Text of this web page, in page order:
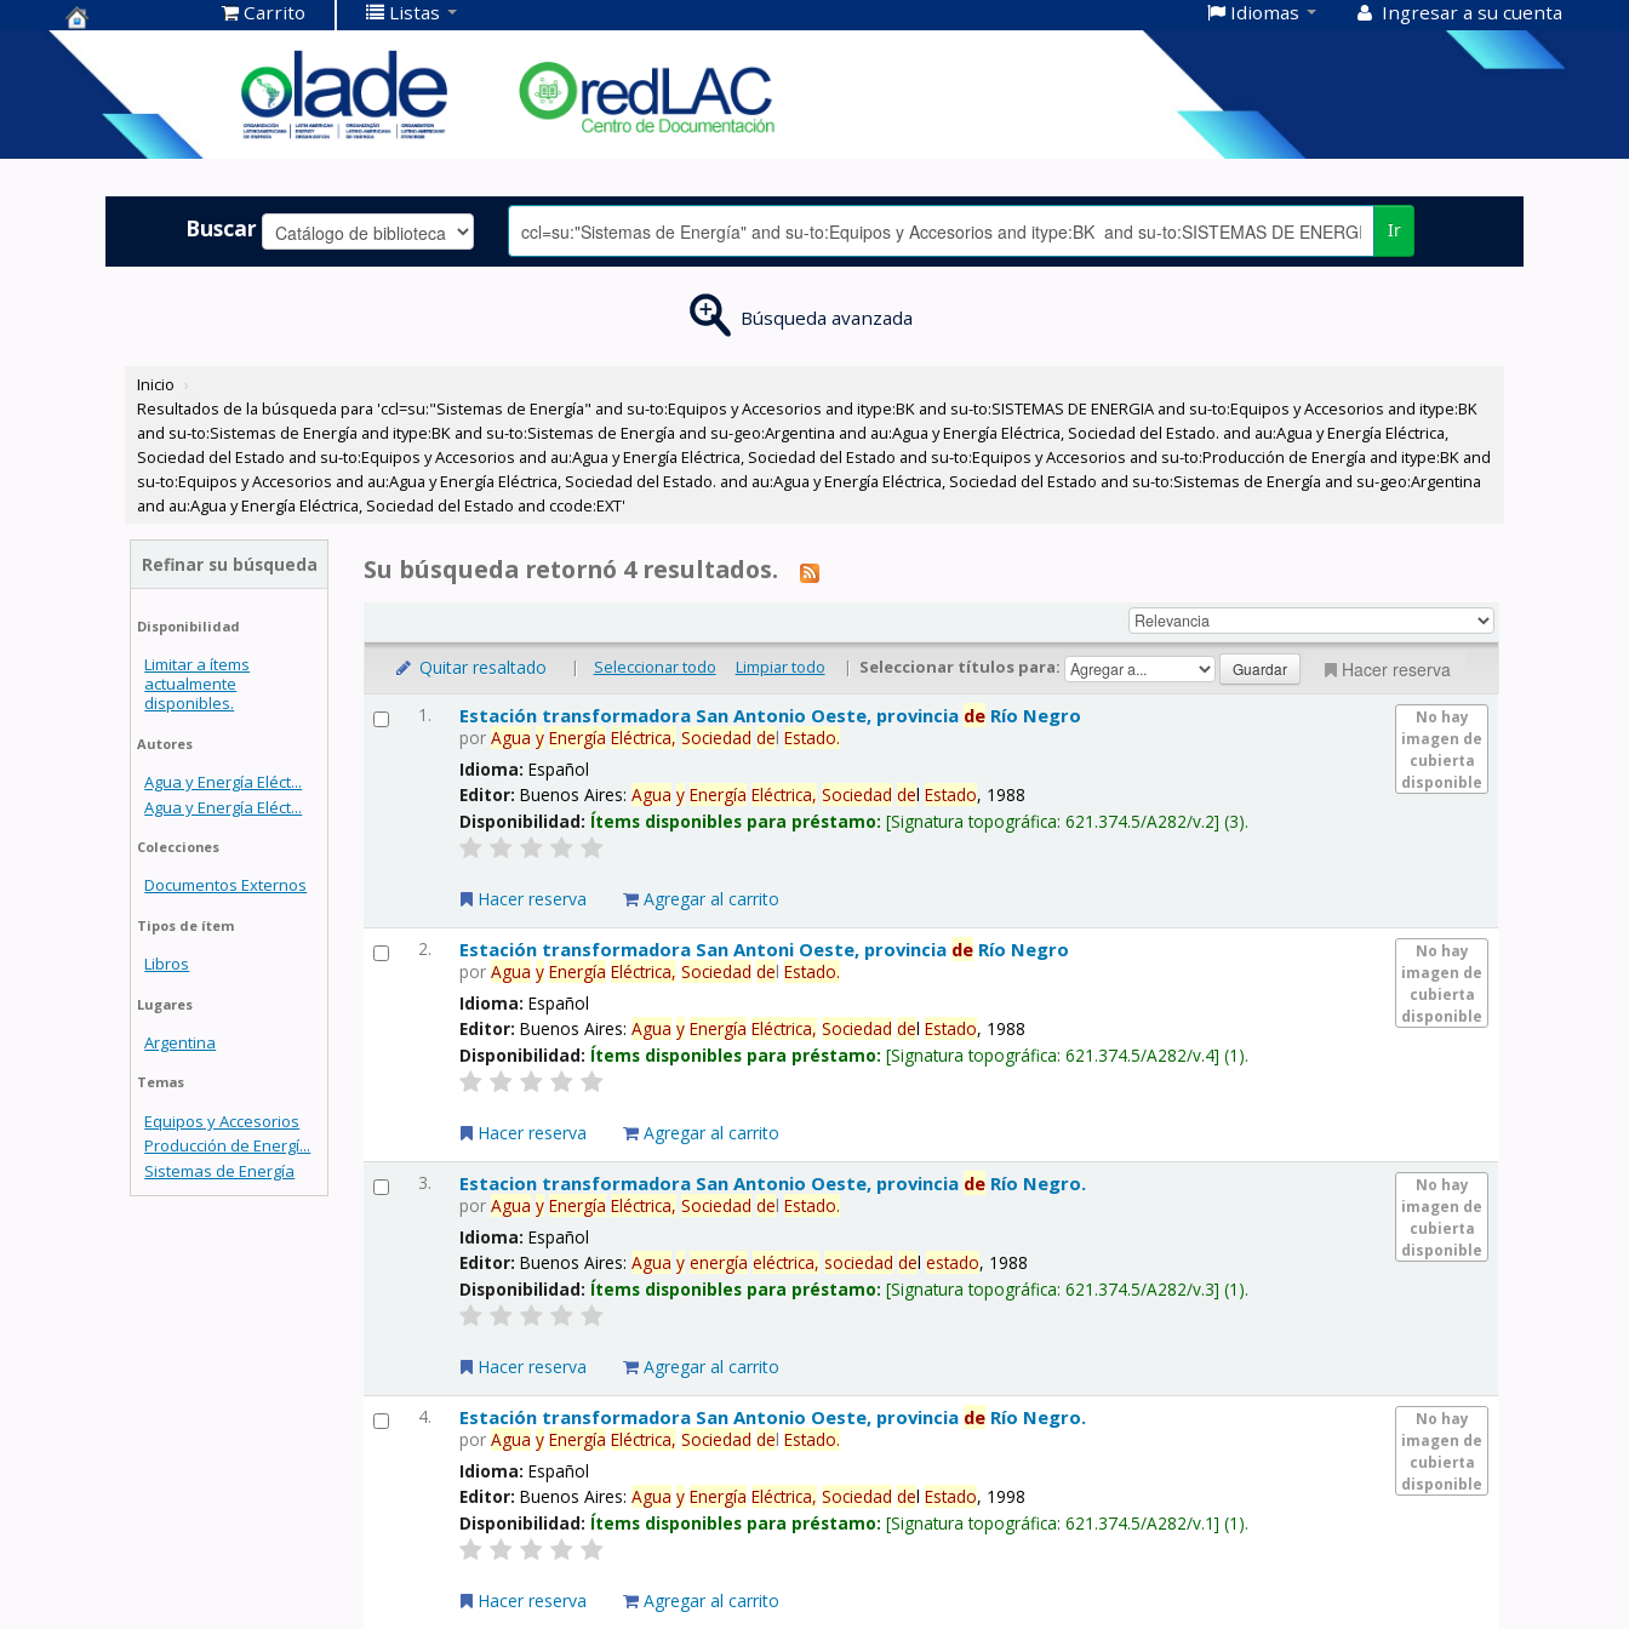
Centro de
Documentación
OLADE -
Carrito Listas Idiomas Ingresar a su cuenta
Buscar Ir
Búsqueda avanzada
Inicio ›
Resultados de la búsqueda para 'ccl=su:"Sistemas de Energía" and su-to:Equipos y Accesorios and itype:BK and su-to:SISTEMAS DE ENERGIA and su-to:Equipos y Accesorios and itype:BK
and su-to:Sistemas de Energía and itype:BK and su-to:Sistemas de Energía and su-geo:Argentina and au:Agua y Energía Eléctrica, Sociedad del Estado. and au:Agua y Energía Eléctrica,
Sociedad del Estado and su-to:Equipos y Accesorios and au:Agua y Energía Eléctrica, Sociedad del Estado and su-to:Equipos y Accesorios and su-to:Producción de Energía and itype:BK and
su-to:Equipos y Accesorios and au:Agua y Energía Eléctrica, Sociedad del Estado. and au:Agua y Energía Eléctrica, Sociedad del Estado and su-to:Sistemas de Energía and su-geo:Argentina
and au:Agua y Energía Eléctrica, Sociedad del Estado and ccode:EXT'
Refinar su búsqueda
Disponibilidad
Limitar a ítems
actualmente
disponibles.
Autores
Agua y Energía Eléct...
Agua y Energía Eléct...
Colecciones
Documentos Externos
Tipos de ítem
Libros
Lugares
Argentina
Temas
Equipos y Accesorios
Producción de Energí...
Sistemas de Energía
Su búsqueda retornó 4 resultados.
Quitar resaltado | Seleccionar todo Limpiar todo | Seleccionar títulos para: Hacer reserva
1.
No hay
imagen de
cubierta
disponible
Estación transformadora San Antonio Oeste, provincia de Río Negro
porAgua y Energía Eléctrica, Sociedad delEstado.
Idioma:Español
Editor:Buenos Aires:Agua y Energía Eléctrica, Sociedad delEstado, 1988
Disponibilidad: Ítems disponibles para préstamo: Signatura topográfica:621.374.5/A282/v.2 (3).
Hacer reserva Agregar al carrito
2.
No hay
imagen de
cubierta
disponible
Estación transformadora San Antoni Oeste, provincia de Río Negro
porAgua y Energía Eléctrica, Sociedad delEstado.
Idioma:Español
Editor:Buenos Aires:Agua y Energía Eléctrica, Sociedad delEstado, 1988
Disponibilidad: Ítems disponibles para préstamo: Signatura topográfica:621.374.5/A282/v.4 (1).
Hacer reserva Agregar al carrito
3.
No hay
imagen de
cubierta
disponible
Estacion transformadora San Antonio Oeste, provincia de Río Negro.
porAgua y Energía Eléctrica, Sociedad delEstado.
Idioma:Español
Editor:Buenos Aires:Agua y energía eléctrica, sociedad delestado, 1988
Disponibilidad: Ítems disponibles para préstamo: Signatura topográfica:621.374.5/A282/v.3 (1).
Hacer reserva Agregar al carrito
4.
No hay
imagen de
cubierta
disponible
Estación transformadora San Antonio Oeste, provincia de Río Negro.
porAgua y Energía Eléctrica, Sociedad delEstado.
Idioma:Español
Editor:Buenos Aires:Agua y Energía Eléctrica, Sociedad delEstado, 1998
Disponibilidad: Ítems disponibles para préstamo: Signatura topográfica:621.374.5/A282/v.1 (1).
Hacer reserva Agregar al carrito